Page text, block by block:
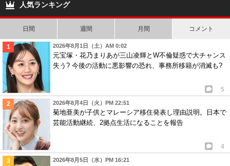
人気ランキング
日間 週間 月間 コメント
2026年8月1日（土）AM 0:02
元宝塚・花乃まりあが三山凌輝とW不倫疑惑で大チャンス
失う? 今後の活動に悪影響の恐れ、事務所移籍が消滅も?
5
2026年8月4日（火）PM 22:51
菊地亜美が子供とマレーシア移住発表し理由説明。日本で
芸能活動継続、2拠点生活になることを報告
4
2026年8月5日（水）PM 16:21